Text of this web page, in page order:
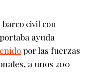
civil con
ayuda
por las fuerzas
a unos 200